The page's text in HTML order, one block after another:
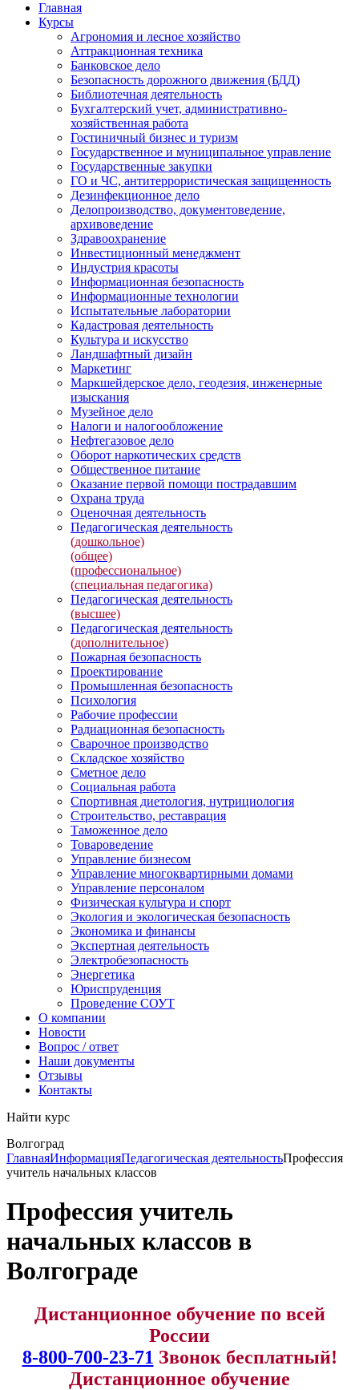
Главная
Курсы
Агрономия и лесное хозяйство
Аттракционная техника
Банковское дело
Безопасность дорожного движения (БДД)
Библиотечная деятельность
Бухгалтерский учет, административно-
хозяйственная работа
Гостиничный бизнес и туризм
Государственное и муниципальное управление
Государственные закупки
ГО и ЧС, антитеррористическая защищенность
Дезинфекционное дело
Делопроизводство, документоведение,
архивоведение
Здравоохранение
Инвестиционный менеджмент
Индустрия красоты
Информационная безопасность
Информационные технологии
Испытательные лаборатории
Кадастровая деятельность
Культура и искусство
Ландшафтный дизайн
Маркетинг
Маркшейдерское дело, геодезия, инженерные
изыскания
Музейное дело
Налоги и налогообложение
Нефтегазовое дело
Оборот наркотических средств
Общественное питание
Оказание первой помощи пострадавшим
Охрана труда
Оценочная деятельность
Педагогическая деятельность
(дошкольное)
(общее)
(профессиональное)
(специальная педагогика)
Педагогическая деятельность
(высшее)
Педагогическая деятельность
(дополнительное)
Пожарная безопасность
Проектирование
Промышленная безопасность
Психология
Рабочие профессии
Радиационная безопасность
Сварочное производство
Складское хозяйство
Сметное дело
Социальная работа
Спортивная диетология, нутрициология
Строительство, реставрация
Таможенное дело
Товароведение
Управление бизнесом
Управление многоквартирными домами
Управление персоналом
Физическая культура и спорт
Экология и экологическая безопасность
Экономика и финансы
Экспертная деятельность
Электробезопасность
Энергетика
Юриспруденция
Проведение СОУТ
О компании
Новости
Вопрос / ответ
Наши документы
Отзывы
Контакты
Найти курс
Волгоград
ГлавнаяИнформацияПедагогическая деятельностьПрофессия
учитель начальных классов
Профессия учитель
начальных классов в
Волгограде
Дистанционное обучение по всей
России
8-800-700-23-71 Звонок бесплатный!
Дистанционное обучение